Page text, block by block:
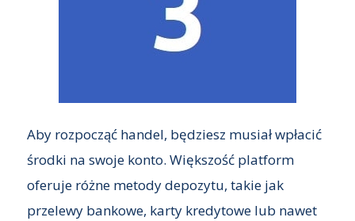
Aby rozpocząć handel, będziesz musiał wpłacić
środki na swoje konto. Większość platform
oferuje różne metody depozytu, takie jak
przelewy bankowe, karty kredytowe lub nawet